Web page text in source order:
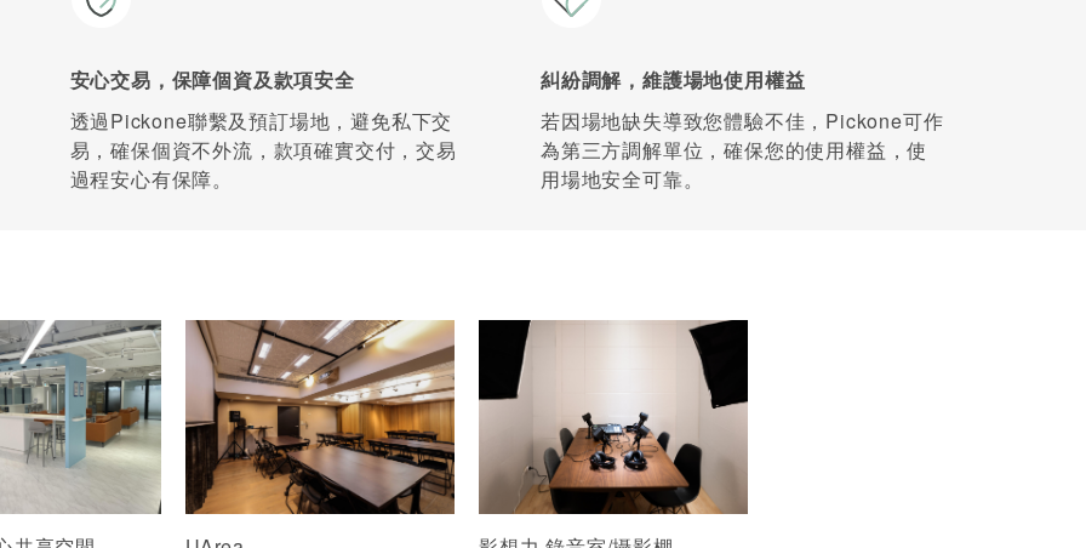
安心交易，保障個資及款項安全
透過Pickone聯繫及預訂場地，避免私下交
易，確保個資不外流，款項確實交付，交易
過程安心有保障。
糾紛調解，維護場地使用權益
若因場地缺失導致您體驗不佳，Pickone可作
為第三方調解單位，確保您的使用權益，使
用場地安全可靠。